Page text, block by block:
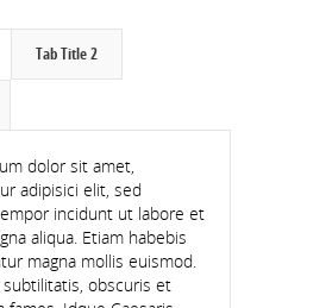
LADIES
CCC 2
Tab Title 2
dolor sit amet,
adipisici elit, sed
incidunt ut labore et
aliqua. Etiam habebis
magna mollis euismod.
subtilitatis, obscuris et